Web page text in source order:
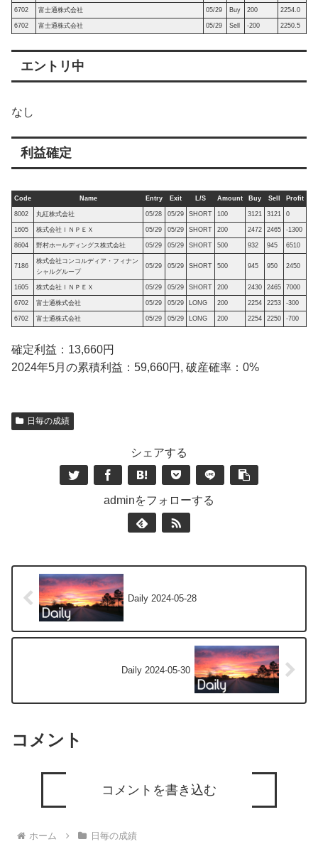
6702 富士通株式会社 05/29 Buy 200 2254.0
6702 富士通株式会社 05/29 Sell -200 2250.5
エントリ中
なし
利益確定
Code Name Entry Exit L/S Amount Buy Sell Profit
8002 丸紅株式会社 05/28 05/29 SHORT 100 3121 3121 0
1605 株式会社ＩＮＰＥＸ 05/29 05/29 SHORT 200 2472 2465 -1300
8604 野村ホールディングス株式会社 05/29 05/29 SHORT 500 932 945 6510
7186
株式会社コンコルディア・フィナン
シャルグループ
05/29 05/29 SHORT 500 945 950 2450
1605 株式会社ＩＮＰＥＸ 05/29 05/29 SHORT 200 2430 2465 7000
6702 富士通株式会社 05/29 05/29 LONG 200 2254 2253 -300
6702 富士通株式会社 05/29 05/29 LONG 200 2254 2250 -700
確定利益：13,660円
2024年5月の累積利益：59,660円, 破産確率：0%
日毎の成績
シェアする
adminをフォローする
Daily 2024-05-28
Daily 2024-05-30
コメント
コメントを書き込む
ホーム 日毎の成績